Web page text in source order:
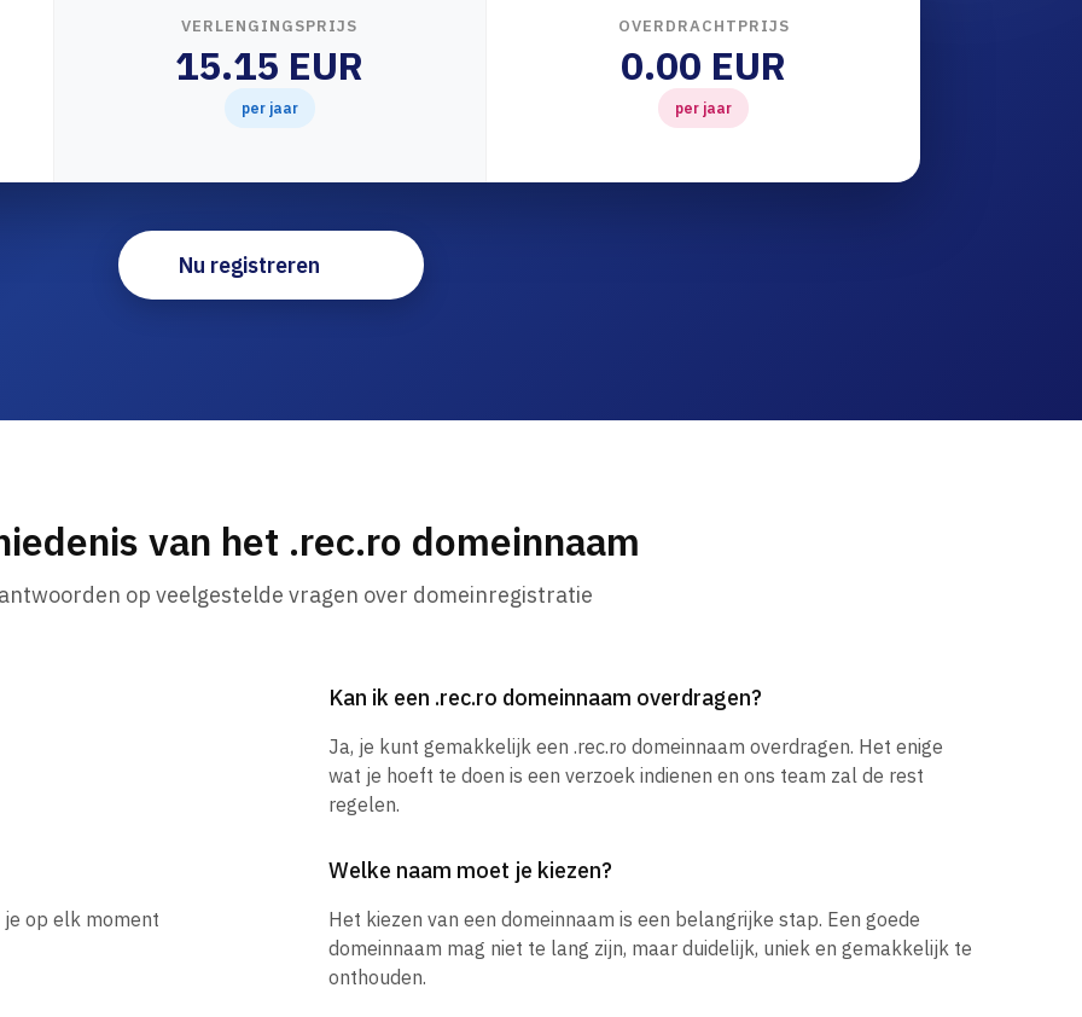
VERLENGINGSPRIJS
15.15 EUR
per jaar
OVERDRACHTPRIJS
0.00 EUR
per jaar
Nu registreren
van het .rec.ro domeinnaam
op veelgestelde vragen over domeinregistratie
Kan ik een .rec.ro domeinnaam overdragen?
Ja, je kunt gemakkelijk een .rec.ro domeinnaam overdragen. Het enige
wat je hoeft te doen is een verzoek indienen en ons team zal de rest
regelen.
je op elk moment
Welke naam moet je kiezen?
Het kiezen van een domeinnaam is een belangrijke stap. Een goede
domeinnaam mag niet te lang zijn, maar duidelijk, uniek en gemakkelijk te
onthouden.